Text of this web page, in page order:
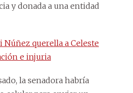
y donada a una entidad
Núñez querella a Celeste
e injuria
la senadora habría